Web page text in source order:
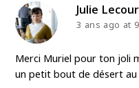
says:
Julie
3 ans ago at
Merci Muriel pour ton joli
un petit bout de désert au